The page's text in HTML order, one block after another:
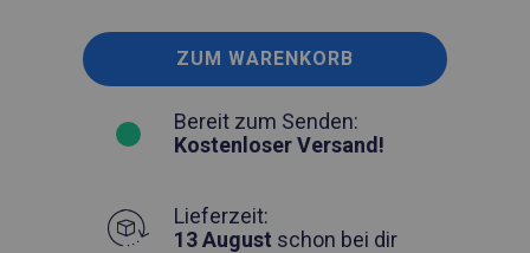
ZUM WARENKORB
Bereit zum Senden:
Kostenloser Versand!
Lieferzeit:
13 August schon bei dir